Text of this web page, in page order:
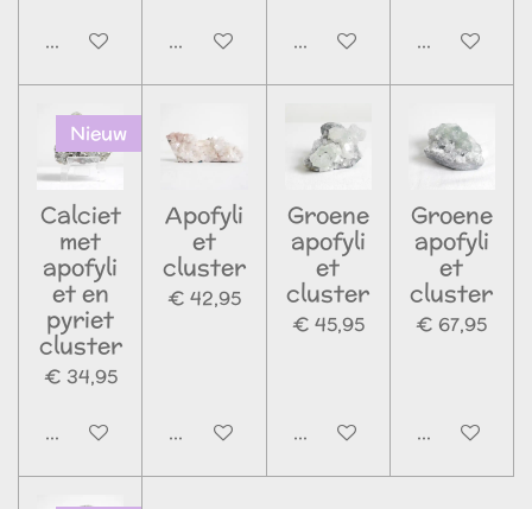
In winkelwagenIn winkelwagenIn winkelwagen
In
Nieuw
Calciet
met
apofyli
et en
pyriet
cluster
€ 34,95
In winkelwagen
Apofyli
et
cluster
€ 42,95
In winkelwagen
Groene
apofyli
et
cluster
€ 45,95
In winkelwagen
Groene
apofyli
et
cluster
€ 67,95
In